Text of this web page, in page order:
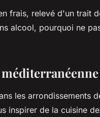
frais, relevé d'un trait
alcool, pourquoi ne
les arrondissements
inspirer de la cuisine